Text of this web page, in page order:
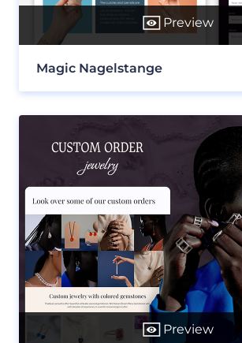
Preview
Magic Nagelstange
Preview